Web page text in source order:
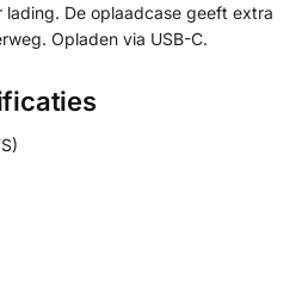
De oplaadcase geeft extra
Opladen via USB-C.